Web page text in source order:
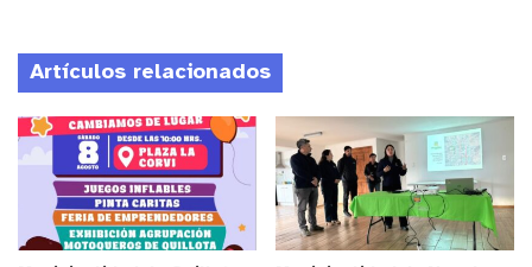
estudios de la región y aún no se han sacado la
foto para su nueva TNE, a ingresar a la página web
de Junaeb o directamente enwww.tne.cly
consultar sobre las oficinas en la región en donde
pueden realizar este proceso”.
“Entre este lunes 6 de febrero y el martes 28 de
Artículos relacionados